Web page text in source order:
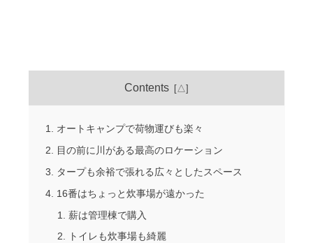
Contents
オートキャンプで荷物運びも楽々
目の前に川がある最高のロケーション
タープも余裕で張れる広々としたスペース
16番はちょっと炊事場が遠かった
薪は管理棟で購入
トイレも炊事場も綺麗